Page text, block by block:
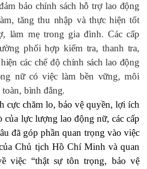
bảo chính sách hỗ trợ lao động
tăng thu nhập và thực hiện tốt
làm mẹ trong gia đình. Các cấp
phối hợp kiểm tra, thanh tra,
các chế độ chính sách lao động
nữ có việc làm bền vững, môi
bình đẳng.
chăm lo, bảo vệ quyền, lợi ích
của lực lượng lao động nữ, các cấp
đã góp phần quan trọng vào việc
Chủ tịch Hồ Chí Minh và quan
việc “thật sự tôn trọng, bảo vệ